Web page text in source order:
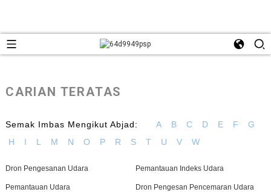
CARIAN TERATAS
Semak Imbas Mengikut Abjad: A B C D E F
G
H
I L M N O P R S T U V W
Dron Pengesanan Udara Pemantauan Indeks Udara
Pemantauan Udara Dron Pengesan Pencemaran Udara